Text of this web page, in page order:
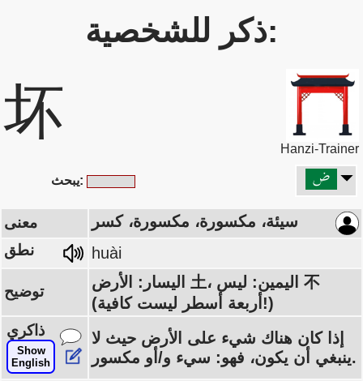
ذكر للشخصية:
坏
Hanzi-Trainer
يبحث:
معنى سيئة، مكسورة، مكسورة، كسر
نطق huài
توضيح
اليسار: الأرض 土، اليمين: ليس 不
(أربعة أسطر ليست كافية!)
ذاكري
Show
English
إذا كان هناك شيء على الأرض حيث لا
ينبغي أن يكون، فهو: سيء و/أو مكسور.